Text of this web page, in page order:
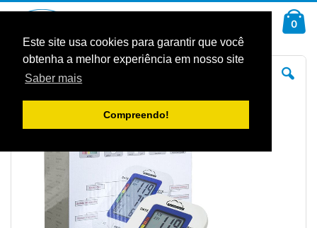
Este site usa cookies para garantir que você
obtenha a melhor experiência em nosso site
Saber mais
Compreendo!
Conteúdo
0
Saltar